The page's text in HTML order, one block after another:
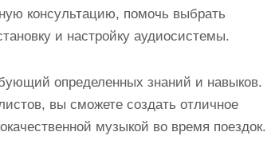
консультацию, помочь выбрать
и настройку аудиосистемы.
определенных знаний и навыков.
вы сможете создать отличное
музыкой во время поездок.